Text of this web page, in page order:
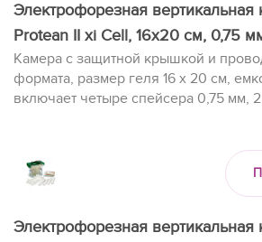
Электрофорезная вертикальная
Protean II xi Cell, 16х20 cм, 0,75
Камера с защитной крышкой и
формата, размер геля 16 x 20 см,
включает четыре спейсера 0,75 мм,
Электрофорезная вертикальная